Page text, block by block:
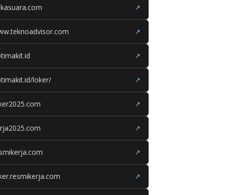
↗
↗
↗
loker/ ↗
↗
↗
↗
↗